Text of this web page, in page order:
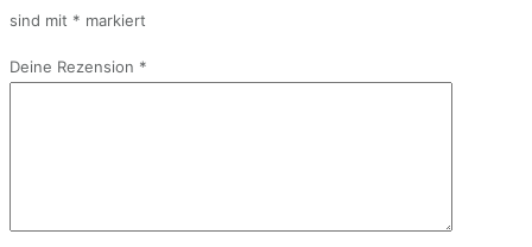
sind mit * markiert
Deine Rezension *